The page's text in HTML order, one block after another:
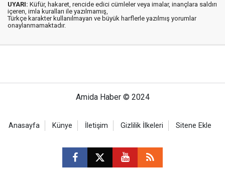
UYARI: Küfür, hakaret, rencide edici cümleler veya imalar, inançlara saldırı
içeren, imla kuralları ile yazılmamış,
Türkçe karakter kullanılmayan ve büyük harflerle yazılmış yorumlar
onaylanmamaktadır.
Amida Haber © 2024
Anasayfa Künye İletişim Gizlilik İlkeleri Sitene Ekle